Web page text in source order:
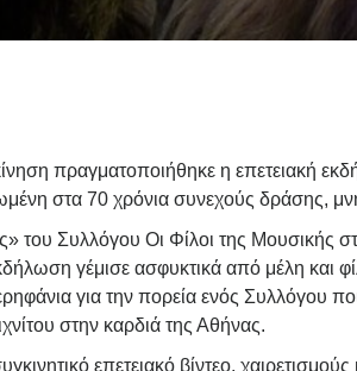
πραγματοποιήθηκε η επετειακή
στα 70 χρόνια συνεχούς δράσης,
του Συλλόγου Οι Φίλοι της Μουσικής
γέμισε ασφυκτικά από μέλη και
για την πορεία ενός Συλλόγου
στην καρδιά της Αθήνας.
επετειακό βίντεο,